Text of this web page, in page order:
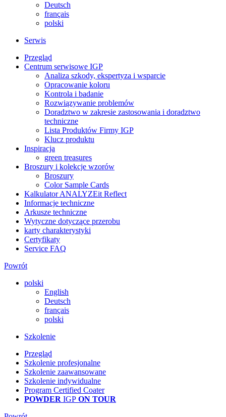
Deutsch
français
polski
Serwis
Przegląd
Centrum serwisowe IGP
Analiza szkody, ekspertyza i wsparcie
Opracowanie koloru
Kontrola i badanie
Rozwiązywanie problemów
Doradztwo w zakresie zastosowania i doradztwo
techniczne
Lista Produktów Firmy IGP
Klucz produktu
Inspiracja
green treasures
Broszury i kolekcje wzorów
Broszury
Color Sample Cards
Kalkulator ANALYZEit Reflect
Informacje techniczne
Arkusze techniczne
Wytyczne dotyczące przerobu
karty charakterystyki
Certyfikaty
Service FAQ
Powrót
polski
English
Deutsch
français
polski
Szkolenie
Przegląd
Szkolenie profesjonalne
Szkolenie zaawansowane
Szkolenie indywidualne
Program Certified Coater
POWDER IGP ON TOUR